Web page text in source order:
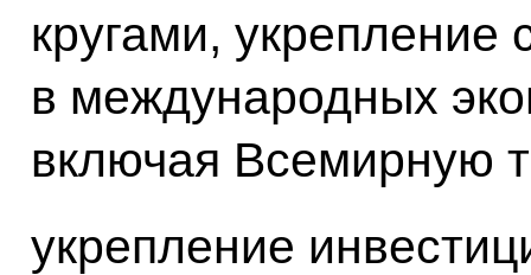
кругами, укрепление
в международных
включая Всемирную
укрепление